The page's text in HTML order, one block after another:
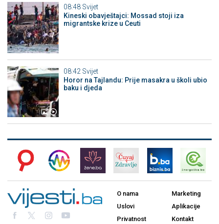
08:48 Svijet
Kineski obavještajci: Mossad stoji iza
migrantske krize u Ceuti
08:42 Svijet
Horor na Tajlandu: Prije masakra u školi ubio
baku i djeda
O nama
Uslovi
Privatnost
Marketing
Aplikacije
Kontakt